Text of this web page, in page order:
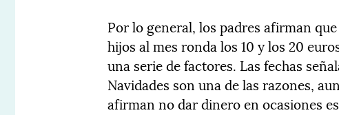
Por lo general, los padres afirman
hijos al mes ronda los 10 y los 20
una serie de factores. Las fechas
Navidades son una de las razones,
afirman no dar dinero en ocasiones